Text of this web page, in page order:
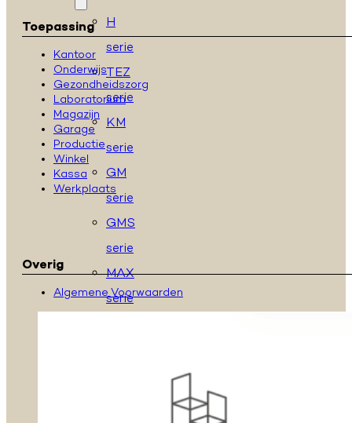
H
serie
TEZ
serie
KM
serie
GM
serie
GMS
serie
MAX
serie
Toepassing
Kantoor
Onderwijs
Gezondheidszorg
Laboratorium
Magazijn
Garage
Productie
Winkel
Kassa
Werkplaats
Overig
Algemene Voorwaarden